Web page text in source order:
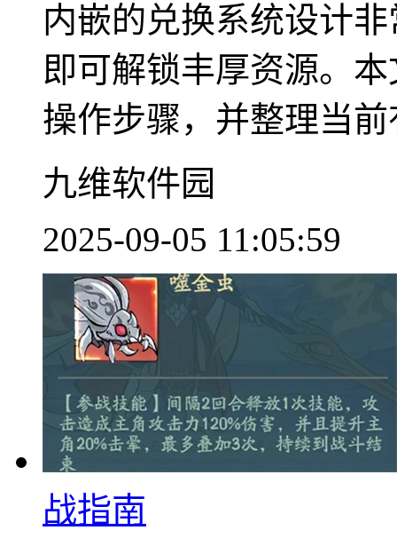
内嵌的兑换系统设计
即可解锁丰厚资源。
操作步骤，并整理当前
九维软件园
2025-09-05 11:05:59
战指南